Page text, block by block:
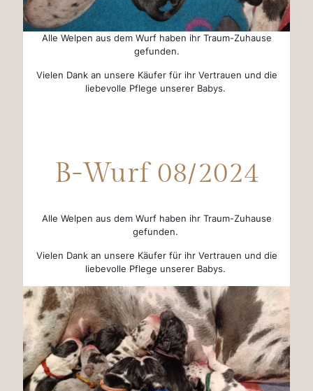
Alle Welpen aus dem Wurf haben ihr Traum-Zuhause
gefunden.
Vielen Dank an unsere Käufer für ihr Vertrauen und die
liebevolle Pflege unserer Babys.
B-Wurf 08/2024
Alle Welpen aus dem Wurf haben ihr Traum-Zuhause
gefunden.
Vielen Dank an unsere Käufer für ihr Vertrauen und die
liebevolle Pflege unserer Babys.